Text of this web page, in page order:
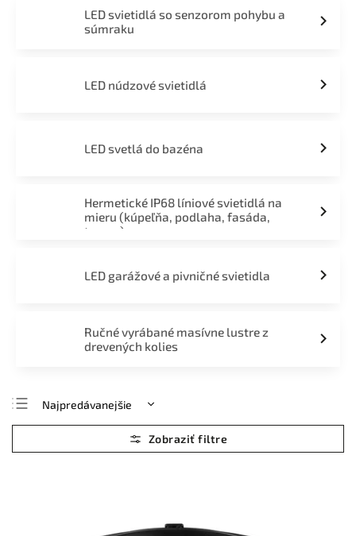
LED svietidlá so senzorom pohybu a
súmraku
LED núdzové svietidlá
LED svetlá do bazéna
Hermetické IP68 líniové svietidlá na
mieru (kúpeľňa, podlaha, fasáda,
terasa)
LED garážové a pivničné svietidla
Ručné vyrábané masívne lustre z
drevených kolies
Najpredávanejšie
Najlacnejšie
Najdrahšie